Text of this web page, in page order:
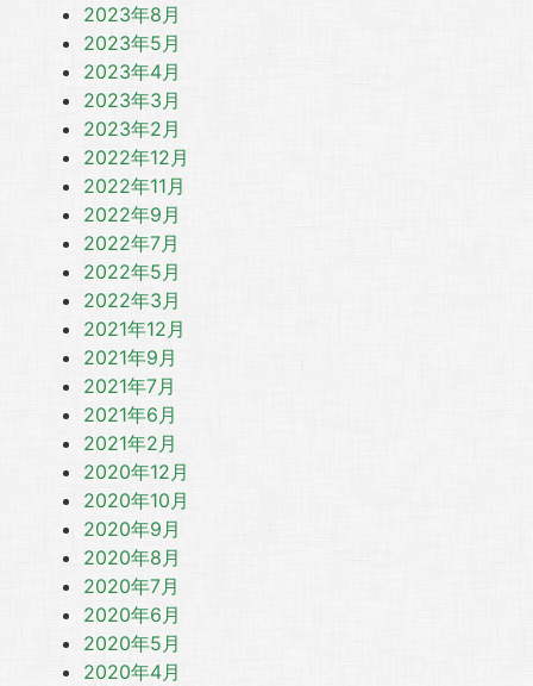
2023年8月
2023年5月
2023年4月
2023年3月
2023年2月
2022年12月
2022年11月
2022年9月
2022年7月
2022年5月
2022年3月
2021年12月
2021年9月
2021年7月
2021年6月
2021年2月
2020年12月
2020年10月
2020年9月
2020年8月
2020年7月
2020年6月
2020年5月
2020年4月